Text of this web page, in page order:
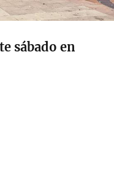
sábado en